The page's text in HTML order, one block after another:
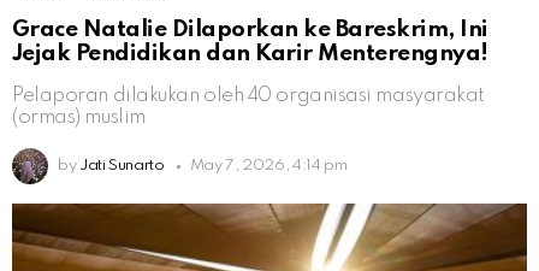
Grace Natalie Dilaporkan ke Bareskrim, Ini
Jejak Pendidikan dan Karir Menterengnya!
Pelaporan dilakukan oleh 40 organisasi masyarakat
(ormas) muslim
by Jati Sunarto May 7, 2026, 4:14 pm